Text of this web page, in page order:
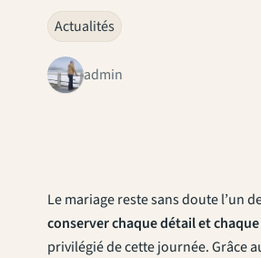
Actualités
admin
Le mariage reste sans doute l’un
conserver chaque détail et
privilégié de cette journée. Grâce